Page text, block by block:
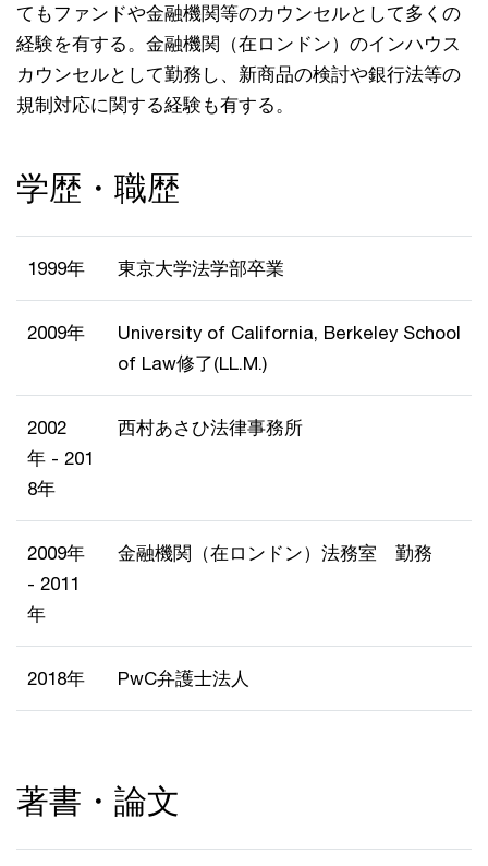
てもファンドや金融機関等のカウンセルとして多くの
経験を有する。金融機関（在ロンドン）のインハウス
カウンセルとして勤務し、新商品の検討や銀行法等の
規制対応に関する経験も有する。
学歴・職歴
1999年 東京大学法学部卒業
2009年
University of California, Berkeley School
of Law修了(LL.M.)
2002
年 - 201
8年
西村あさひ法律事務所
2009年
- 2011
年
金融機関（在ロンドン）法務室 勤務
2018年 PwC弁護士法人
著書・論文